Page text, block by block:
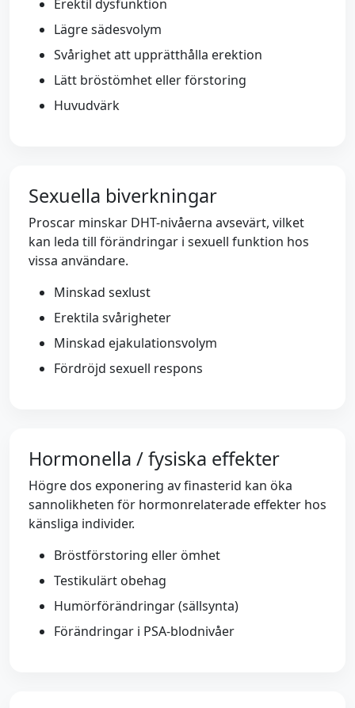
Erektil dysfunktion
Lägre sädesvolym
Svårighet att upprätthålla erektion
Lätt bröstömhet eller förstoring
Huvudvärk
Sexuella biverkningar
Proscar minskar DHT-nivåerna avsevärt, vilket
kan leda till förändringar i sexuell funktion hos
vissa användare.
Minskad sexlust
Erektila svårigheter
Minskad ejakulationsvolym
Fördröjd sexuell respons
Hormonella / fysiska effekter
Högre dos exponering av finasterid kan öka
sannolikheten för hormonrelaterade effekter hos
känsliga individer.
Bröstförstoring eller ömhet
Testikulärt obehag
Humörförändringar (sällsynta)
Förändringar i PSA-blodnivåer